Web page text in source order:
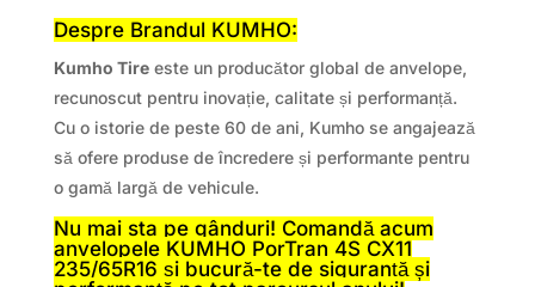
Despre Brandul KUMHO:
Kumho Tireeste un producător global de anvelope,
recunoscut pentru inovație, calitate și performanță.
Cu o istorie de peste 60 de ani, Kumho se angajează
să ofere produse de încredere și performante pentru
o gamă largă de vehicule.
Nu mai sta pe gânduri! Comandă acum
anvelopele KUMHO PorTran 4S CX11
235/65R16 și bucură-te de siguranță și